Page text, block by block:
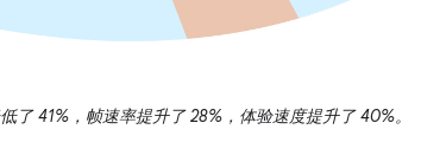
了 41%，帧速率提升了 28%，体验速度提升了 40%。